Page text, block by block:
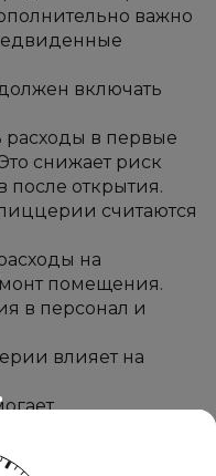
важно
включать
расходы в первые
снижает риск
после открытия.
считаются
на
помещения.
в персонал и
влияет на
объективно